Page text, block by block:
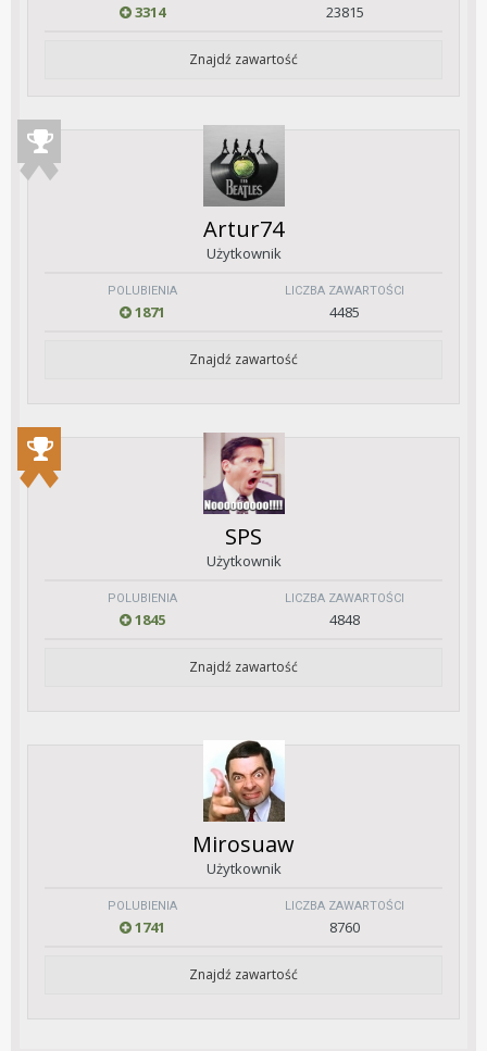
3314 23815
Znajdź zawartość
Artur74
Użytkownik
POLUBIENIA
1871
LICZBA ZAWARTOŚCI
4485
Znajdź zawartość
SPS
Użytkownik
POLUBIENIA
1845
LICZBA ZAWARTOŚCI
4848
Znajdź zawartość
Mirosuaw
Użytkownik
POLUBIENIA
1741
LICZBA ZAWARTOŚCI
8760
Znajdź zawartość